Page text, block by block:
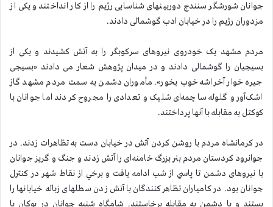
جوانان شورشگر سنندج دوربینهای شناسایی رژیم را از کار انداختند و یکی از
مزدوران رژیم را در خیابان ادب گوشمالی دادند.
مردم مشهد یک خودروی نیروهای سرکوبگر را به آتش کشیدند و یکی از
بسیجیان را گوشمالی دادند و در میدان پژوهش شعار می دادند «بسیجی
جیره خوار آخراشه خوب بخور». مأموران دشمن به سمت مردم مشهد گاز
اشک‌آور و گلوله ساچمه‌ای شلیک و تعدادی را مجروح کردند اما جوانان با
کوکتل به مقابله با آنها پرداختند.
در کرمانشاه مردم با روشن کردن آتش در خیابان دست به تظاهرات زدند. در
جوانرود کردستان مردم بنر بزرگ خامنه‌ای را آتش زدند و جنگ و گریز جوانان
با نیروهای دشمن تا پاسي از شب ادامه یافت و برخي از نقاط شهر در کنترل
جوانان بود. در کامیاران تظاهرکنندگان با آتش زدن سطلهای زباله خیابانها را
بستند و با دشمن به مقابله برخاستند. شامگاه شنبه جوانان در بوکان با